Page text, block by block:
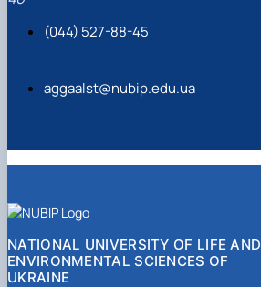
(044) 527-88-45
aggaalst@nubip.edu.ua
NATIONAL UNIVERSITY OF LIFE AND
ENVIRONMENTAL SCIENCES OF
UKRAINE